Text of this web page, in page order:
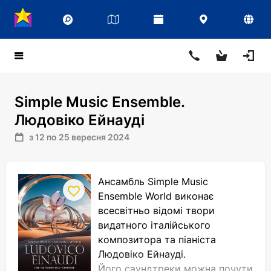
Simple Music Ensemble.
Людовіко Ейнауді
з 12 по 25 вересня 2024
Ансамбль Simple Music
Ensemble World виконає
всесвітньо відомі твори
видатного італійського
композитора та піаніста
Людовіко Ейнауді.
Його саундтреки можна почути